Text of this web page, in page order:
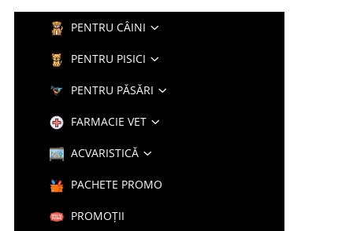
PENTRU CÂINI
PENTRU PISICI
PENTRU PĂSĂRI
FARMACIE VET
ACVARISTICĂ
PACHETE PROMO
PROMOȚII